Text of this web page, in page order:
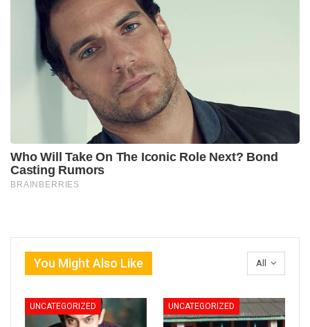
All
You Might Also Like
UNCATEGORIZED UNCATEGORIZED